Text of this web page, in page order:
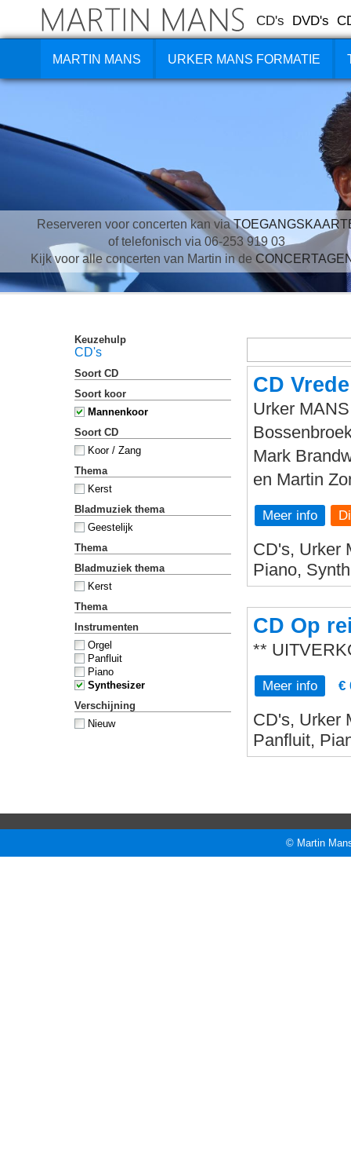
CD's DVD's
MARTIN MANS URKER MANS FORMATIE
Reserveren voor concerten kan via
of telefonisch via 06-253 919 03
Kijk voor alle concerten van Martin in de
Keuzehulp
CD's
Soort CD
Soort koor
Mannenkoor
Soort CD
Koor / Zang
Thema
Kerst
Bladmuziek thema
Geestelijk
Thema
Bladmuziek thema
Kerst
Thema
Instrumenten
Orgel
Panfluit
Piano
Synthesizer
Verschijning
Nieuw
CD
Urker
Mark
en Martin
Meer info
CD's, Urker
Piano,
CD Op
**
Meer info €
CD's, Urker
Panfluit,
© Martin